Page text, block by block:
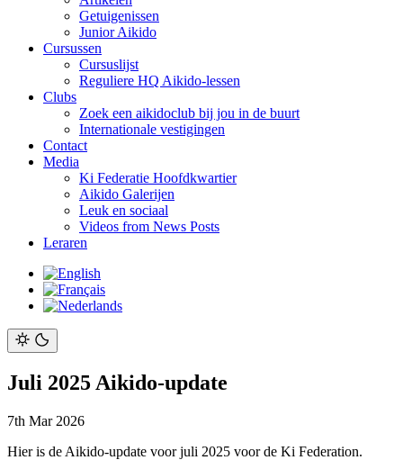
Getuigenissen
Junior Aikido
Cursussen
Cursuslijst
Reguliere HQ Aikido-lessen
Clubs
Zoek een aikidoclub bij jou in de buurt
Internationale vestigingen
Contact
Media
Ki Federatie Hoofdkwartier
Aikido Galerijen
Leuk en sociaal
Videos from News Posts
Leraren
Juli 2025 Aikido-update
7th Mar 2026
Hier is de Aikido-update voor juli 2025 voor de Ki Federation.